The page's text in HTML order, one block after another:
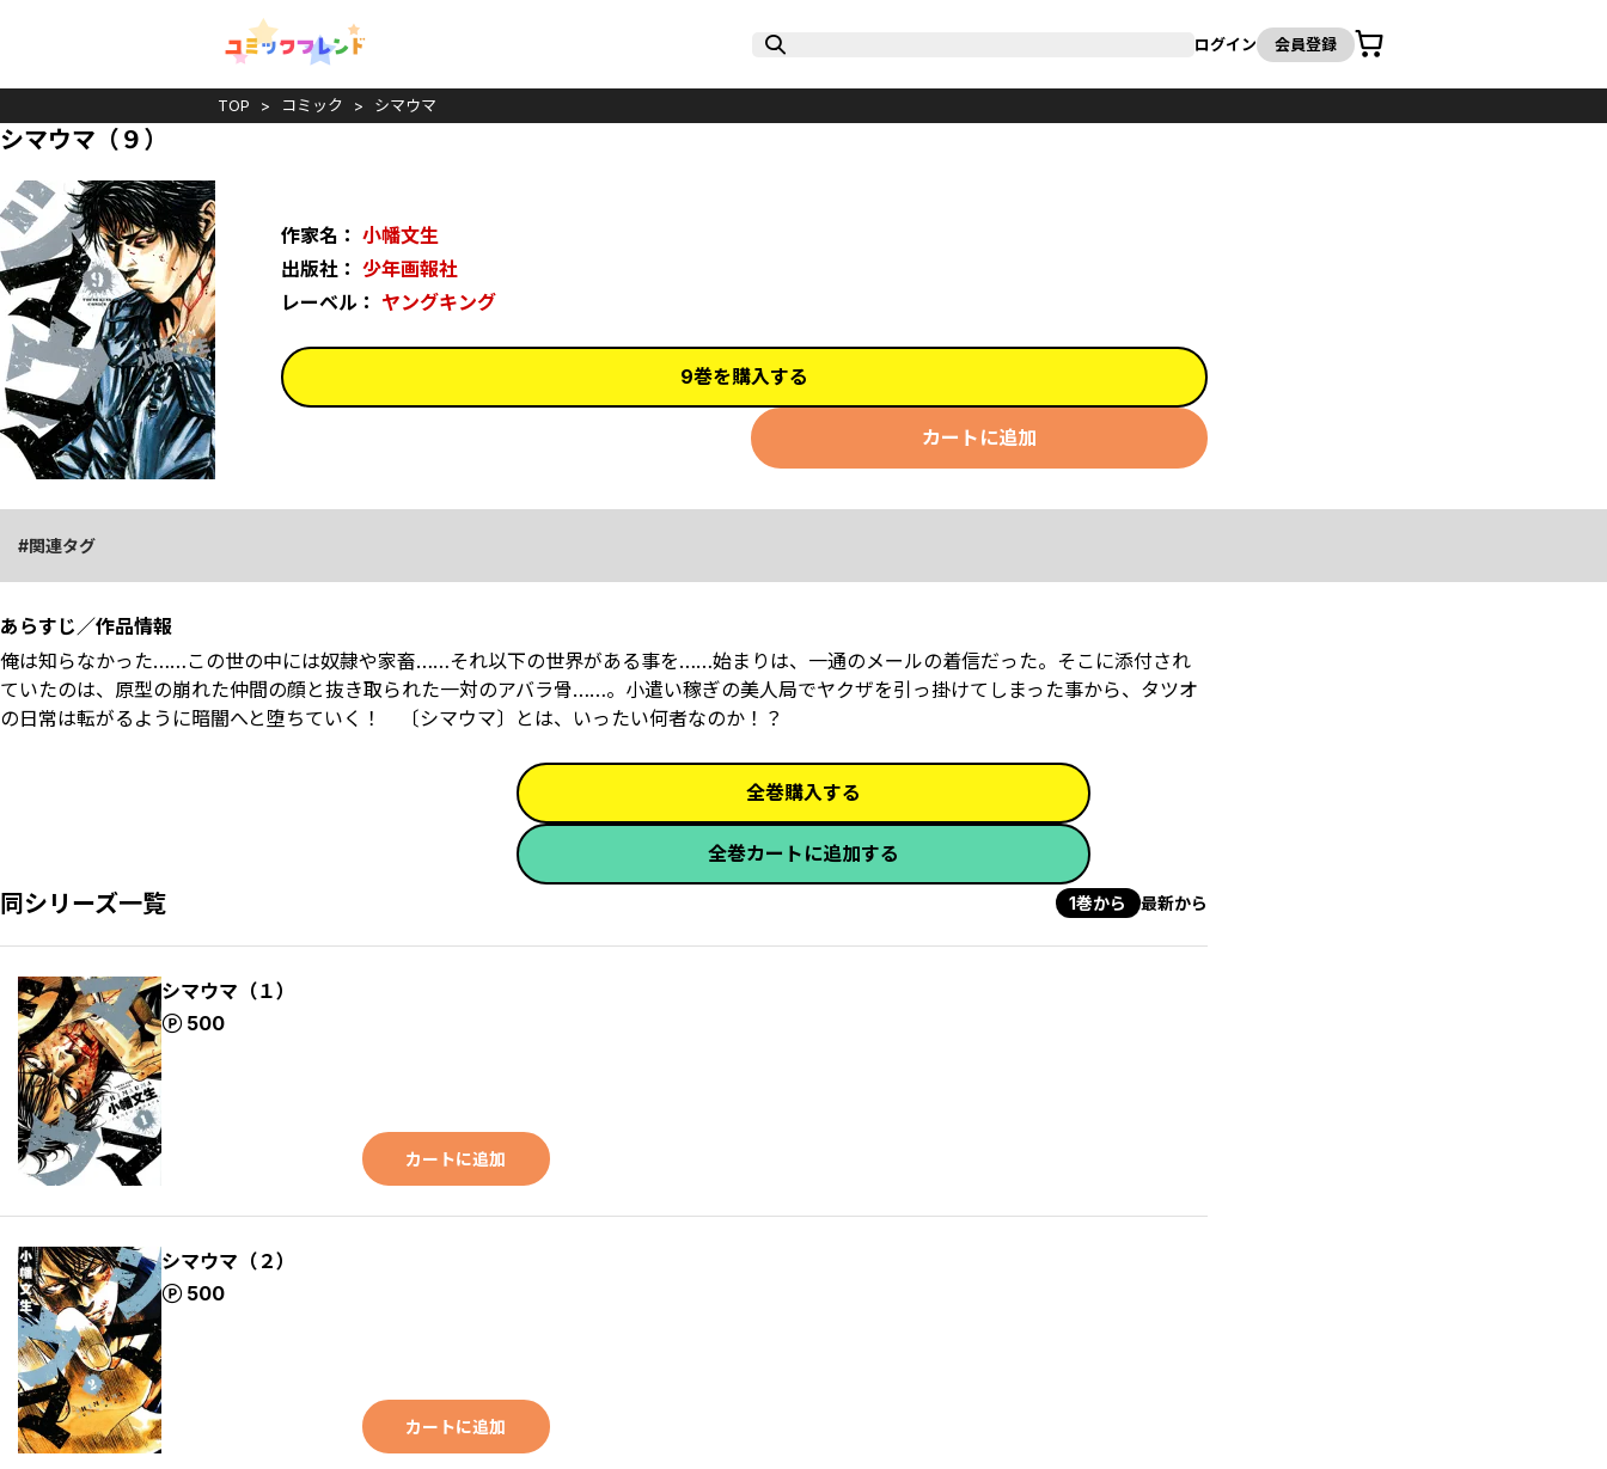
ログイン 会員登録
カート
TOP コミック シマウマ
シマウマ（９）
作家名： 小幡文生
出版社： 少年画報社
レーベル： ヤングキング
9巻を購入する
カートに追加
関連タグ
あらすじ／作品情報
俺は知らなかった……この世の中には奴隷や家畜……それ以下の世界がある事を……始まりは、一通のメールの着信だった。そこに添付され
ていたのは、原型の崩れた仲間の顔と抜き取られた一対のアバラ骨……。小遣い稼ぎの美人局でヤクザを引っ掛けてしまった事から、タツオ
の日常は転がるように暗闇へと堕ちていく！ 〔シマウマ〕とは、いったい何者なのか！？
全巻購入する
全巻カートに追加する
同シリーズ一覧 1巻から 最新から
シマウマ（１）
500
ポイント
カートに追加
シマウマ（２）
500
ポイント
カートに追加